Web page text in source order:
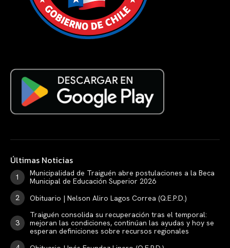
Últimas Noticias
Municipalidad de Traiguén abre postulaciones a la Beca
Municipal de Educación Superior 2026
Obituario | Nelson Aliro Lagos Correa (Q.E.P.D.)
Traiguén consolida su recuperación tras el temporal:
mejoran las condiciones, continúan las ayudas y hoy se
esperan definiciones sobre recursos regionales